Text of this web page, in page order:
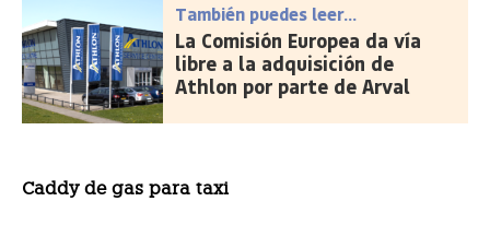
También puedes leer...
La Comisión Europea da vía
libre a la adquisición de
Athlon por parte de Arval
Caddy de gas para taxi